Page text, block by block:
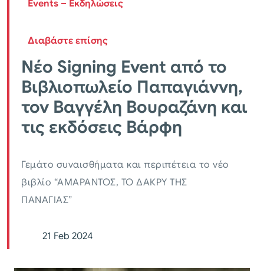
Events – Εκδηλώσεις
Διαβάστε επίσης
Νέο Signing Event από το
Βιβλιοπωλείο Παπαγιάννη,
τον Βαγγέλη Βουραζάνη και
τις εκδόσεις Βάρφη
Γεμάτο συναισθήματα και περιπέτεια το νέο
βιβλίο “ΑΜΑΡΑΝΤΟΣ, ΤΟ ΔΑΚΡΥ ΤΗΣ
ΠΑΝΑΓΙΑΣ”
21 Feb 2024